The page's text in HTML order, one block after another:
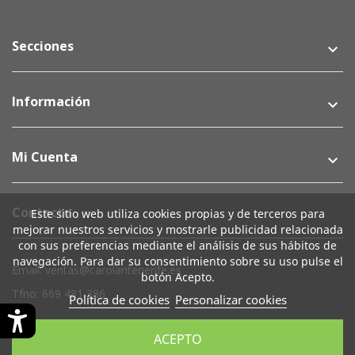
Este sitio web utiliza cookies propias y de terceros para
mejorar nuestros servicios y mostrarle publicidad relacionada
con sus preferencias mediante el análisis de sus hábitos de
navegación. Para dar su consentimiento sobre su uso pulse el
botón Acepto.
Política de cookies Personalizar cookies
ACEPTO
Secciones keyboard_arrow_down
Información keyboard_arrow_down
Mi Cuenta keyboard_arrow_down
Contacto
Email: ventas@carolantenerife.es
Tfno: 669 481 386
Su Cuenta